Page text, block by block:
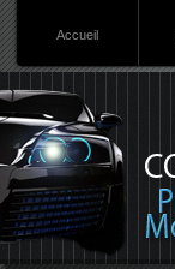
Accueil